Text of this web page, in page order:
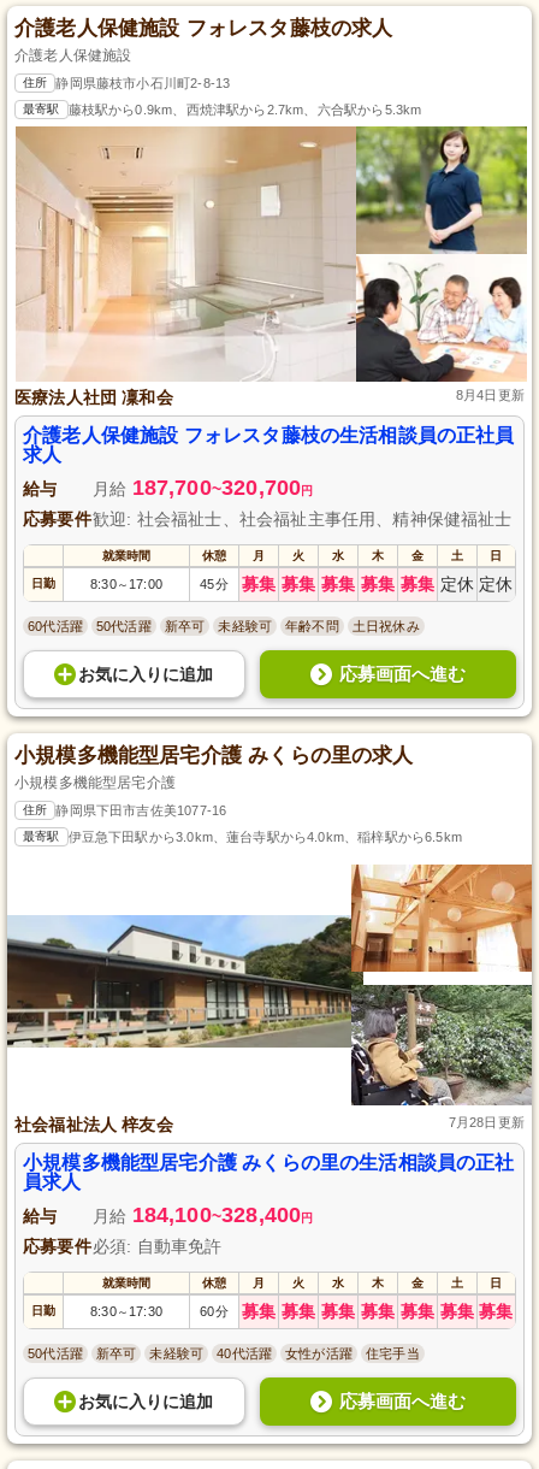
介護老人保健施設 フォレスタ藤枝の求人
介護老人保健施設
住所 静岡県藤枝市小石川町2-8-13
最寄駅 藤枝駅から0.9km、西焼津駅から2.7km、六合駅から5.3km
医療法人社団 凜和会 8月4日更新
介護老人保健施設 フォレスタ藤枝の生活相談員の正社員
求人
給与 月給 187,700~320,700円
応募要件歓迎: 社会福祉士、社会福祉主事任用、精神保健福祉士
就業時間 休憩 月 火 水 木 金 土 日
日勤 8:30～ 17:00 45分 募集 募集 募集 募集 募集 定休 定休
60代活躍 50代活躍 新卒可 未経験可 年齢不問 土日祝休み
お気に入り に追加 応募画面へ進む
小規模多機能型居宅介護 みくらの里の求人
小規模多機能型居宅介護
住所 静岡県下田市吉佐美1077-16
最寄駅 伊豆急下田駅から3.0km、蓮台寺駅から4.0km、稲梓駅から6.5km
社会福祉法人 梓友会 7月28日更新
小規模多機能型居宅介護 みくらの里の生活相談員の正社
員求人
給与 月給 184,100~328,400円
応募要件必須: 自動車免許
就業時間 休憩 月 火 水 木 金 土 日
日勤 8:30～ 17:30 60分 募集 募集 募集 募集 募集 募集 募集
50代活躍 新卒可 未経験可 40代活躍 女性が活躍 住宅手当
お気に入り に追加 応募画面へ進む